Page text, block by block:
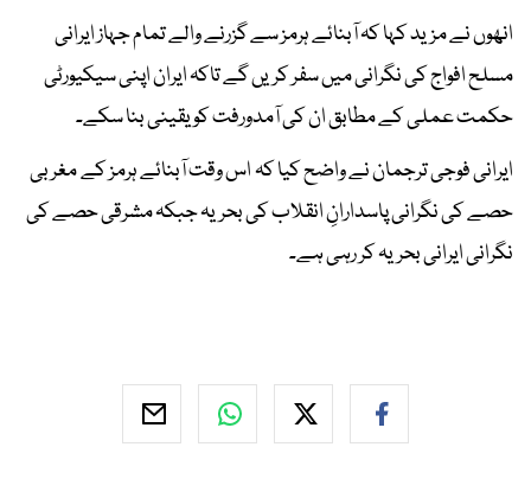
انھوں نے مزید کہا کہ آبنائے ہرمز سے گزرنے والے تمام جہاز ایرانی
مسلح افواج کی نگرانی میں سفر کریں گے تاکہ ایران اپنی سیکیورٹی
حکمت عملی کے مطابق ان کی آمدورفت کو یقینی بنا سکے۔
ایرانی فوجی ترجمان نے واضح کیا کہ اس وقت آبنائے ہرمز کے مغربی
حصے کی نگرانی پاسدارانِ انقلاب کی بحریہ جبکہ مشرقی حصے کی
نگرانی ایرانی بحریہ کر رہی ہے۔